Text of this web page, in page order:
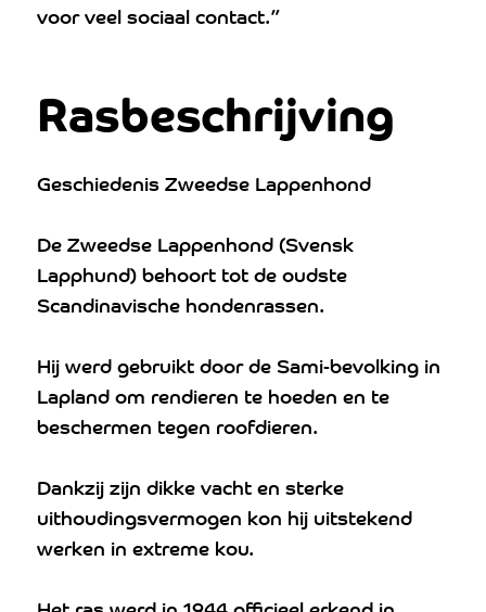
voor veel sociaal contact.”
Rasbeschrijving
Geschiedenis Zweedse Lappenhond
De Zweedse Lappenhond (Svensk
Lapphund) behoort tot de oudste
Scandinavische hondenrassen.
Hij werd gebruikt door de Sami-bevolking in
Lapland om rendieren te hoeden en te
beschermen tegen roofdieren.
Dankzij zijn dikke vacht en sterke
uithoudingsvermogen kon hij uitstekend
werken in extreme kou.